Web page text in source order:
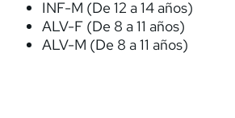
INF-M (De 12 a 14 años)
ALV-F (De 8 a 11 años)
ALV-M (De 8 a 11 años)